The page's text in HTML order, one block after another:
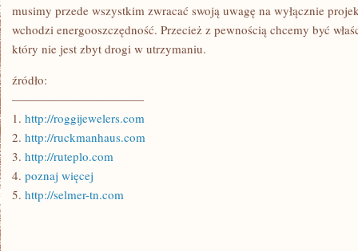
musimy przede wszystkim zwracać swoją uwagę na wyłącznie
wchodzi energooszczędność. Przecież z pewnością chcemy być
który nie jest zbyt drogi w utrzymaniu.
źródło:
———————————
1. http://roggijewelers.com
2. http://ruckmanhaus.com
3. http://ruteplo.com
4. poznaj więcej
5. http://selmer-tn.com